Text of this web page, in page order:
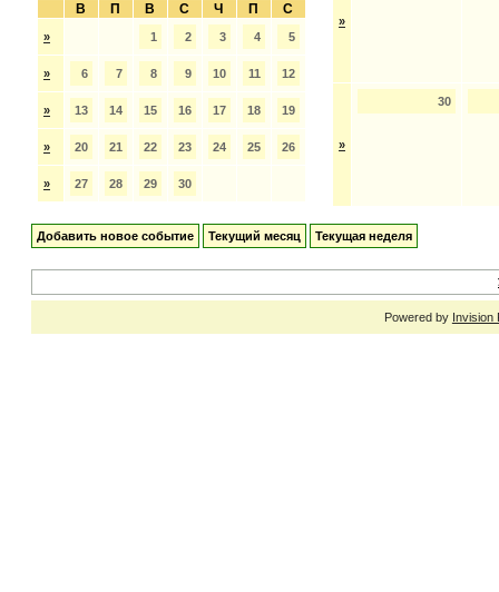
В
П В С Ч П С
» 1 2 3 4 5
» 6 7 8 9 10 11 12
» 13 14 15 16 17 18 19
» 20 21 22 23 24 25 26
» 27 28 29 30
»
»
30
Добавить новое событие Текущий месяц Текущая неделя
Powered by Invision